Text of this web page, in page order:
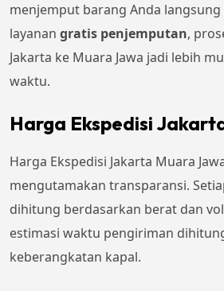
menjemput barang Anda langsung
layanan gratis penjemputan,
Jakarta ke Muara Jawa jadi lebih
waktu.
Harga Ekspedisi
Harga Ekspedisi Jakarta Muara
mengutamakan transparansi.
dihitung berdasarkan berat dan
estimasi waktu pengiriman
keberangkatan kapal.